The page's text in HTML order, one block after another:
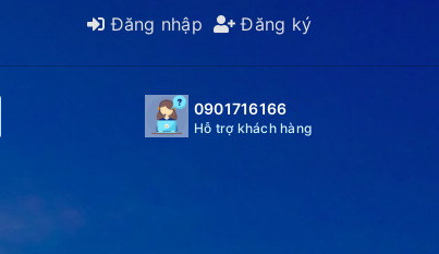
Đăng nhập Đăng ký
0901716166
Hỗ trợ khách hàng